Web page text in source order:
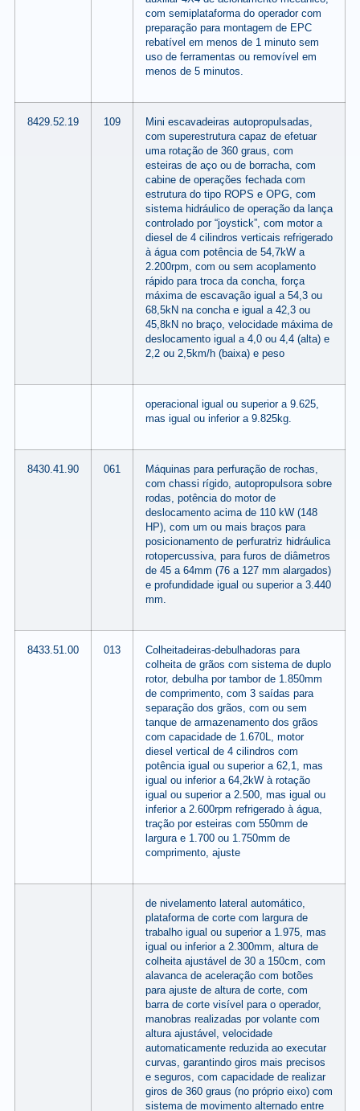
com semiplataforma do operador com
preparação para montagem de EPC
rebatível em menos de 1 minuto sem
uso de ferramentas ou removível em
menos de 5 minutos.
8429.52.19 109
Mini escavadeiras autopropulsadas,
com superestrutura capaz de efetuar
uma rotação de 360 graus, com
esteiras de aço ou de borracha, com
cabine de operações fechada com
estrutura do tipo ROPS e OPG, com
sistema hidráulico de operação da lança
controlado por “joystick”, com motor a
diesel de 4 cilindros verticais refrigerado
à água com potência de 54,7kW a
2.200rpm, com ou sem acoplamento
rápido para troca da concha, força
máxima de escavação igual a 54,3 ou
68,5kN na concha e igual a 42,3 ou
45,8kN no braço, velocidade máxima de
deslocamento igual a 4,0 ou 4,4 (alta) e
2,2 ou 2,5km/h (baixa) e peso
operacional igual ou superior a 9.625,
mas igual ou inferior a 9.825kg.
8430.41.90 061
Máquinas para perfuração de rochas,
com chassi rígido, autopropulsora sobre
rodas, potência do motor de
deslocamento acima de 110 kW (148
HP), com um ou mais braços para
posicionamento de perfuratriz hidráulica
rotopercussiva, para furos de diâmetros
de 45 a 64mm (76 a 127 mm alargados)
e profundidade igual ou superior a 3.440
mm.
8433.51.00 013
Colheitadeiras-debulhadoras para
colheita de grãos com sistema de duplo
rotor, debulha por tambor de 1.850mm
de comprimento, com 3 saídas para
separação dos grãos, com ou sem
tanque de armazenamento dos grãos
com capacidade de 1.670L, motor
diesel vertical de 4 cilindros com
potência igual ou superior a 62,1, mas
igual ou inferior a 64,2kW à rotação
igual ou superior a 2.500, mas igual ou
inferior a 2.600rpm refrigerado à água,
tração por esteiras com 550mm de
largura e 1.700 ou 1.750mm de
comprimento, ajuste
de nivelamento lateral automático,
plataforma de corte com largura de
trabalho igual ou superior a 1.975, mas
igual ou inferior a 2.300mm, altura de
colheita ajustável de 30 a 150cm, com
alavanca de aceleração com botões
para ajuste de altura de corte, com
barra de corte visível para o operador,
manobras realizadas por volante com
altura ajustável, velocidade
automaticamente reduzida ao executar
curvas, garantindo giros mais precisos
e seguros, com capacidade de realizar
giros de 360 graus (no próprio eixo) com
sistema de movimento alternado entre